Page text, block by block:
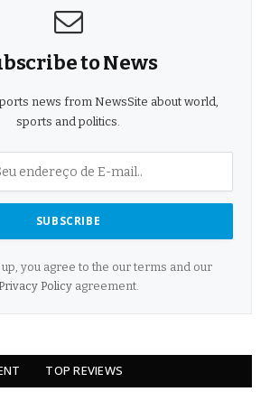
to News
news from NewsSite about world,
sports and politics.
up, you agree to the our terms and our
Privacy Policyagreement.
TOP REVIEWS